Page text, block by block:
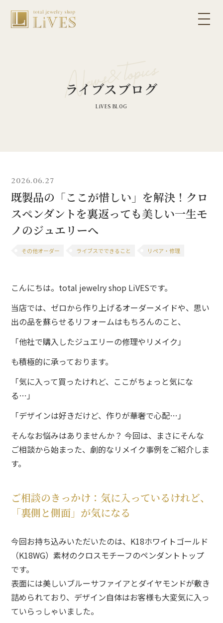
ライブスブログ
2026.06.27
既製品の「ここが惜しい」を解決！クロ
スペンダントを裏返っても美しい一生モ
ノのジュエリーへ
その他オーダー ライブスでできること リペア・修理
こんにちは。 total jewelry shop LiVESです。
当店では、 ゼロから作り上げるオーダーメイドや、思い
出の品を蘇らせるリフォームはもちろんのこと、
「他社で購入したジュエリーの修理やリメイク」
も積極的に承っております。
「気に入って買ったけれど、 ここがちょっと気にな
る…」
「デザインは好きだけど、作りが華奢で心配…」
そんなお悩みはありませんか？ 今回は、 まさにそんな
ご相談から始まった、劇的なリメイク事例をご紹介しま
す。
ご相談のきっかけ：気に入っているけれど、
「裏側と側面」が気になる
今回お持ち込みいただいたのは、 K18ホワイトゴールド
（K18WG）素材のクロスモチーフのペンダントトップ
です。
表面には美しいブルーサファイアとダイヤモンドが敷き
詰められており、 デザイン自体はお客様も大変気に入っ
ていらっしゃいました。